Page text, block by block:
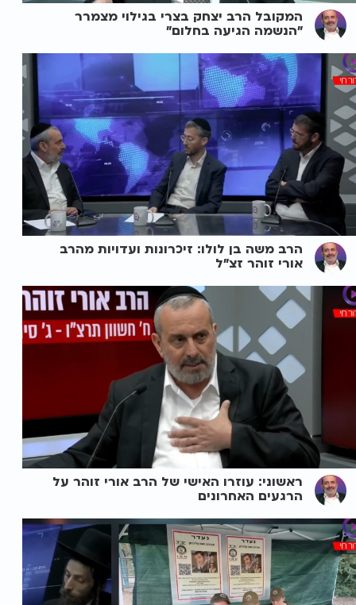
המקובל הרב יצחק בצרי בגילוי מצמרר
"הנשמה הגיעה בחלום"
הרב משה בן לולו: זיכרונות ועדויות מהרב
אורי זוהר זצ"ל
ראשוני: עוזרו האישי של הרב אורי זוהר על
הרגעים האחרונים